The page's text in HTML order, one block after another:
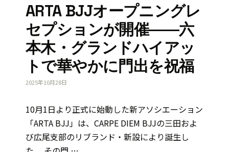
ARTA BJJオープニングレ
セプションが開催――六
本木・グランドハイアッ
トで華やかに門出を祝福
2025年10月28日
10月1日より正式に始動した新アソシエーション
「ARTA BJJ」は、CARPE DIEM BJJの三田およ
び広尾支部のリブランド・新設により誕生し